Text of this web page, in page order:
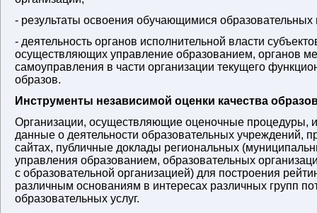
- результаты освоения обучающимися образовательных
- деятельность органов исполнительной власти
осуществляющих управление образованием, органов
самоуправления в части организации текущего
образов.
Инструменты независимой оценки качества
Организации, осуществляющие оценочные процедуры,
данные о деятельности образовательных учреждений,
сайтах, публичные доклады региональных
управления образованием, образовательных
с образовательной организацией) для построения
различным основаниям в интересах различных групп
образовательных услуг.